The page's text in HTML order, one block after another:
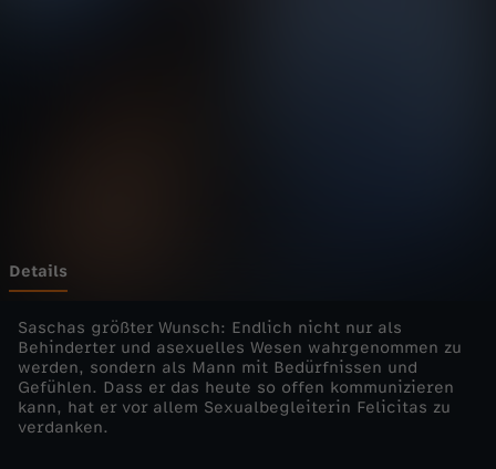
h
-
d
i
Details
Saschas größter Wunsch: Endlich nicht nur als
Behinderter und asexuelles Wesen wahrgenommen zu
werden, sondern als Mann mit Bedürfnissen und
Gefühlen. Dass er das heute so offen kommunizieren
kann, hat er vor allem Sexualbegleiterin Felicitas zu
verdanken.